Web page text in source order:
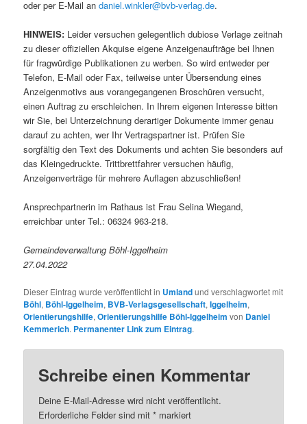
oder per E-Mail andaniel.winkler@bvb-verlag.de.
HINWEIS: Leider versuchen gelegentlich dubiose Verlage zeitnah
zu dieser offiziellen Akquise eigene Anzeigenaufträge bei Ihnen
für fragwürdige Publikationen zu werben. So wird entweder per
Telefon, E-Mail oder Fax, teilweise unter Übersendung eines
Anzeigenmotivs aus vorangegangenen Broschüren versucht,
einen Auftrag zu erschleichen. In Ihrem eigenen Interesse bitten
wir Sie, bei Unterzeichnung derartiger Dokumente immer genau
darauf zu achten, wer Ihr Vertragspartner ist. Prüfen Sie
sorgfältig den Text des Dokuments und achten Sie besonders auf
das Kleingedruckte. Trittbrettfahrer versuchen häufig,
Anzeigenverträge für mehrere Auflagen abzuschließen!
Ansprechpartnerin im Rathaus ist Frau Selina Wiegand,
erreichbar unter Tel.: 06324 963-218.
Gemeindeverwaltung Böhl-Iggelheim
27.04.2022
Dieser Eintrag wurde veröffentlicht in Umlandund verschlagwortet mit
Böhl, Böhl-Iggelheim, BVB-Verlagsgesellschaft,Iggelheim,
Orientierungshilfe,Orientierungshilfe Böhl-Iggelheim von Daniel
Kemmerich. Permanenter Link zum Eintrag.
Schreibe einen Kommentar
Deine E-Mail-Adresse wird nicht veröffentlicht.
Erforderliche Felder sind mit* markiert